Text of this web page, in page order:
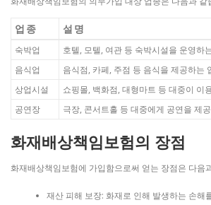
업종 설명
숙박업
호텔, 모텔, 여관 등 숙박시설을 운영하
음식업
음식점, 카페, 주점 등 음식을 제공하는
상업시설
쇼핑몰, 백화점, 대형마트 등 대중이 이
공연장
극장, 콘서트홀 등 대중에게 공연을 제
화재배상책임보험의 장점
화재배상책임보험에 가입함으로써 얻는 장점은 다음
재산 피해 보장: 화재로 인해 발생하는 손해